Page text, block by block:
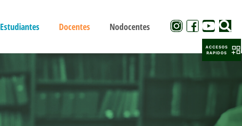
Estudiantes Docentes Nodocentes
ACCESOS
RAPIDOS